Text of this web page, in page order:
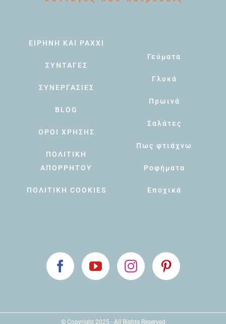
ΕΙΡΗΝΗ ΚΑΙ PAXXI
ΣΥΝΤΑΓΕΣ
ΣΥΝΕΡΓΑΣΙΕΣ
BLOG
ΟΡΟΙ ΧΡΗΣΗΣ
ΠΟΛΙΤΙΚΗ
ΑΠΟΡΡΗΤΟΥ
ΠΟΛΙΤΙΚΗ COOKIES
Γεύματα
Γλυκά
Πρωινά
Σαλάτες
Πως φτιάχνω
Ροφήματα
Εποχικά
© Copyright 2025 - All Rights Reserved